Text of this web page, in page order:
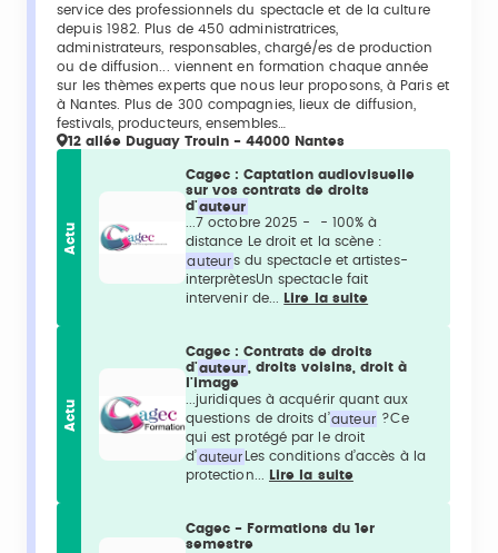
service des professionnels du spectacle et de la culture
depuis 1982. Plus de 450 administratrices,
administrateurs, responsables, chargé/es de production
ou de diffusion... viennent en formation chaque année
sur les thèmes experts que nous leur proposons, à Paris et
à Nantes. Plus de 300 compagnies, lieux de diffusion,
festivals, producteurs, ensembles…
12 allée Duguay Trouin - 44000 Nantes
Actu
Cagec : Captation audiovisuelle
sur vos contrats de droits
d'auteur
...7 octobre 2025 - - 100% à
distance Le droit et la scène :
auteurs du spectacle et artistes-
interprètesUn spectacle fait
intervenir de...
Lire la suite
Actu
Cagec : Contrats de droits
d'auteur
, droits voisins, droit à
l'image
...juridiques à acquérir quant aux
questions de droits d’auteur ?Ce
qui est protégé par le droit
d’auteur Les conditions d’accès à la
protection...
Lire la suite
Cagec - Formations du 1er
semestre